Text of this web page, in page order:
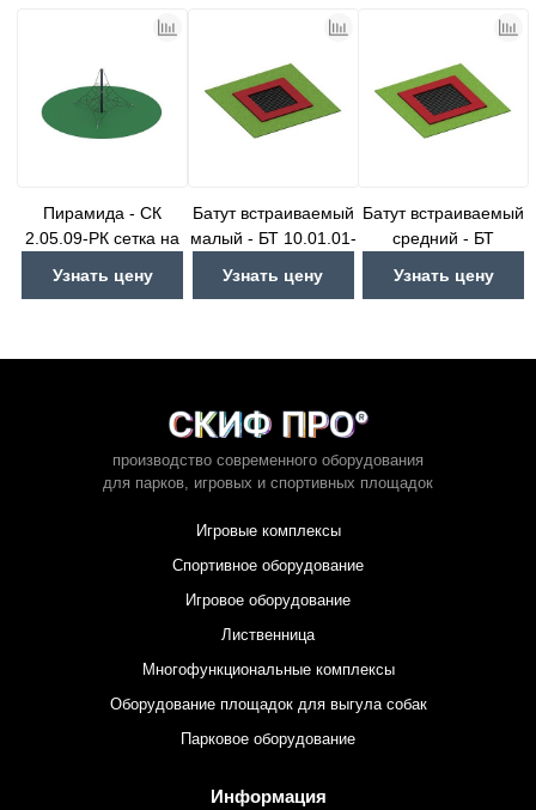
Пирамида - СК
2.05.09-РК сетка на
Узнать цену
Батут встраиваемый
малый - БТ 10.01.01-
Узнать цену
Батут встраиваемый
средний - БТ
Узнать цену
производство современного оборудования
для парков, игровых и спортивных площадок
Игровые комплексы
Спортивное оборудование
Игровое оборудование
Лиственница
Многофункциональные комплексы
Оборудование площадок для выгула собак
Парковое оборудование
Информация